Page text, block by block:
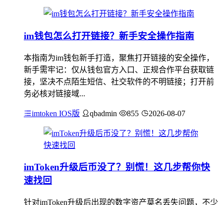
im钱包怎么打开链接？新手安全操作指南
本指南为im钱包新手打造，聚焦打开链接的安全操作，
新手需牢记：仅从钱包官方入口、正规合作平台获取链
接，坚决不点陌生短信、社交软件的不明链接；打开前
务必核对链接域...
imtoken IOS版 qbadmin 855 2026-08-07
imToken升级后币没了？别慌！这几步帮你快
速找回
针对imToken升级后出现的数字资产莫名丢失问题，不少